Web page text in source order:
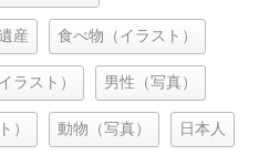
産 食べ物（イラスト）
ラスト） 男性（写真）
） 動物（写真） 日本人